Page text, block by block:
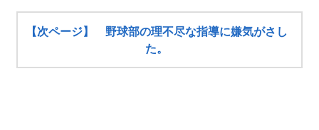
【次ページ】 野球部の理不尽な指導に嫌気がさし
た。